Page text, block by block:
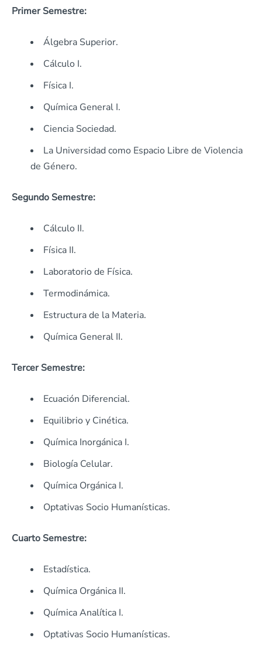
Primer Semestre:
Álgebra Superior.
Cálculo I.
Física I.
Química General I.
Ciencia Sociedad.
La Universidad como Espacio Libre de Violencia
de Género.
Segundo Semestre:
Cálculo II.
Física II.
Laboratorio de Física.
Termodinámica.
Estructura de la Materia.
Química General II.
Tercer Semestre:
Ecuación Diferencial.
Equilibrio y Cinética.
Química Inorgánica I.
Biología Celular.
Química Orgánica I.
Optativas Socio Humanísticas.
Cuarto Semestre:
Estadística.
Química Orgánica II.
Química Analítica I.
Optativas Socio Humanísticas.